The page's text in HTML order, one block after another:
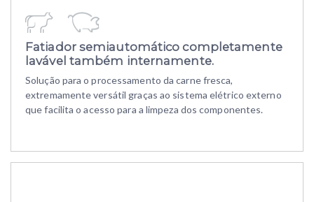
Fatiador semiautomático completamente
lavável também internamente.
Solução para o processamento da carne fresca,
extremamente versátil graças ao sistema elétrico externo
que facilita o acesso para a limpeza dos componentes.